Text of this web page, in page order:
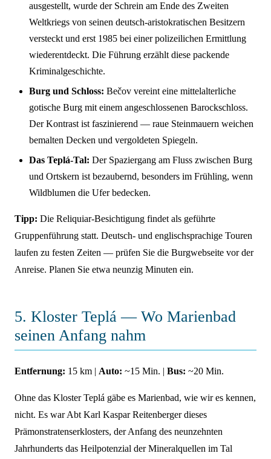
ausgestellt, wurde der Schrein am Ende des Zweiten
Weltkriegs von seinen deutsch-aristokratischen Besitzern
versteckt und erst 1985 bei einer polizeilichen Ermittlung
wiederentdeckt. Die Führung erzählt diese packende
Kriminalgeschichte.
Burg und Schloss: Bečov vereint eine mittelalterliche
gotische Burg mit einem angeschlossenen Barockschloss.
Der Kontrast ist faszinierend — raue Steinmauern weichen
bemalten Decken und vergoldeten Spiegeln.
Das Teplá-Tal: Der Spaziergang am Fluss zwischen Burg
und Ortskern ist bezaubernd, besonders im Frühling, wenn
Wildblumen die Ufer bedecken.
Tipp: Die Reliquiar-Besichtigung findet als geführte
Gruppenführung statt. Deutsch- und englischsprachige Touren
laufen zu festen Zeiten — prüfen Sie die Burgwebseite vor der
Anreise. Planen Sie etwa neunzig Minuten ein.
5. Kloster Teplá — Wo Marienbad
seinen Anfang nahm
Entfernung: 15 km | Auto: ~15 Min. | Bus: ~20 Min.
Ohne das Kloster Teplá gäbe es Marienbad, wie wir es kennen,
nicht. Es war Abt Karl Kaspar Reitenberger dieses
Prämonstratenserklosters, der Anfang des neunzehnten
Jahrhunderts das Heilpotenzial der Mineralquellen im Tal